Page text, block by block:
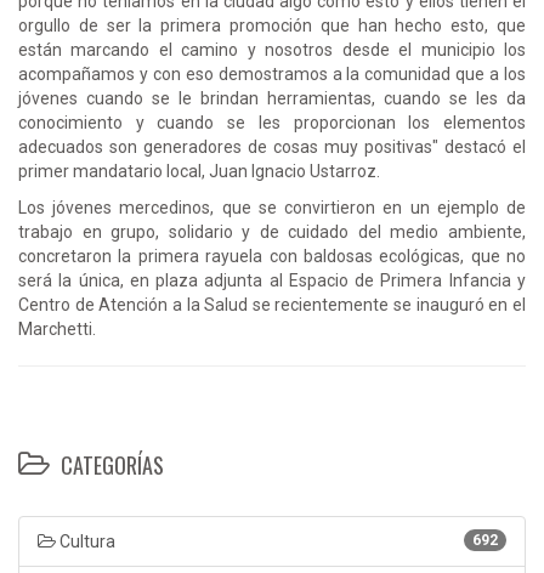
orgullo de ser la primera promoción que han hecho esto, que
están marcando el camino y nosotros desde el municipio los
acompañamos y con eso demostramos a la comunidad que a los
jóvenes cuando se le brindan herramientas, cuando se les da
conocimiento y cuando se les proporcionan los elementos
adecuados son generadores de cosas muy positivas" destacó el
primer mandatario local, Juan Ignacio Ustarroz.
Los jóvenes mercedinos, que se convirtieron en un ejemplo de
trabajo en grupo, solidario y de cuidado del medio ambiente,
concretaron la primera rayuela con baldosas ecológicas, que no
será la única, en plaza adjunta al Espacio de Primera Infancia y
Centro de Atención a la Salud se recientemente se inauguró en el
Marchetti.
CATEGORÍAS
692
Cultura